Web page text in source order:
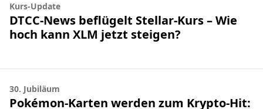
Kurs-Update
DTCC-News beflügelt Stellar-Kurs – Wie
hoch kann XLM jetzt steigen?
30. Jubiläum
Pokémon-Karten werden zum Krypto-Hit: